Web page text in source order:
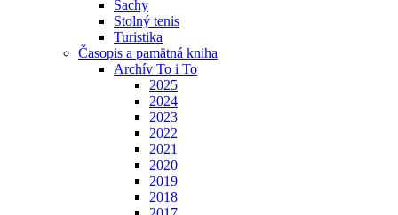
Šachy
Stolný tenis
Turistika
Časopis a pamätná kniha
Archív To i To
2025
2024
2023
2022
2021
2020
2019
2018